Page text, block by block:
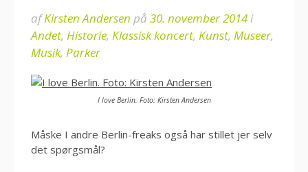
afKirsten Andersen på 30. november 2014i
Andet, Historie, Klassisk koncert, Kunst, Museer,
Musik, Parker
I love Berlin. Foto: Kirsten Andersen
Måske I andre Berlin-freaks også har stillet jer selv
det spørgsmål?